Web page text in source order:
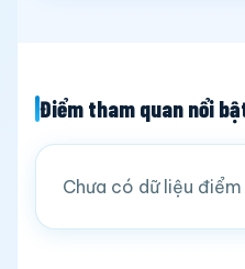
Điểm tham quan nổi
Chưa có dữ liệu